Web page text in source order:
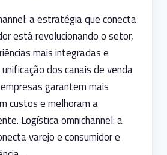
a estratégia que conecta
está revolucionando o setor,
mais integradas e
dos canais de venda
garantem mais
custos e melhoram a
Logística omnichannel: a
varejo e consumidor e